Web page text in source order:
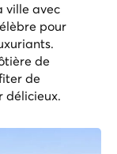
ville avec
pour
de
de
délicieux.